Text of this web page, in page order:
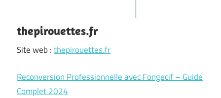
thepirouettes.fr
Site web :thepirouettes.fr
Reconversion Professionnelle avec Fongecif – Guide
Complet 2024